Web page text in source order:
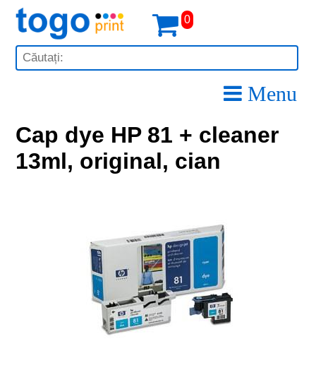
0
Menu
Cap dye HP 81 + cleaner
13ml, original, cian